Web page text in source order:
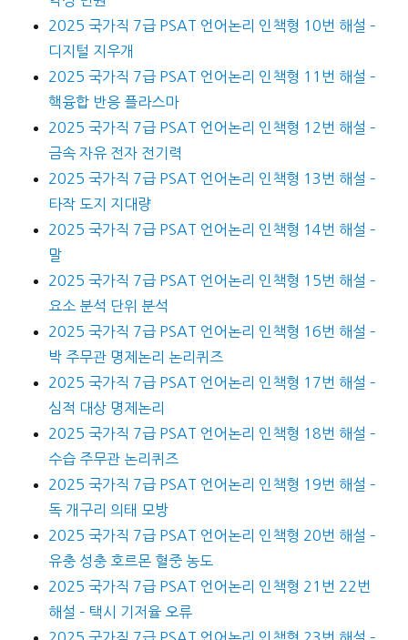
2025 국가직 7급 PSAT 언어논리 인책형 10번 해설 –
디지털 지우개
2025 국가직 7급 PSAT 언어논리 인책형 11번 해설 –
핵융합 반응 플라스마
2025 국가직 7급 PSAT 언어논리 인책형 12번 해설 –
금속 자유 전자 전기력
2025 국가직 7급 PSAT 언어논리 인책형 13번 해설 –
타작 도지 지대량
2025 국가직 7급 PSAT 언어논리 인책형 14번 해설 –
말
2025 국가직 7급 PSAT 언어논리 인책형 15번 해설 –
요소 분석 단위 분석
2025 국가직 7급 PSAT 언어논리 인책형 16번 해설 –
박 주무관 명제논리 논리퀴즈
2025 국가직 7급 PSAT 언어논리 인책형 17번 해설 –
심적 대상 명제논리
2025 국가직 7급 PSAT 언어논리 인책형 18번 해설 –
수습 주무관 논리퀴즈
2025 국가직 7급 PSAT 언어논리 인책형 19번 해설 –
독 개구리 의태 모방
2025 국가직 7급 PSAT 언어논리 인책형 20번 해설 –
유충 성충 호르몬 혈중 농도
2025 국가직 7급 PSAT 언어논리 인책형 21번 22번
해설 – 택시 기저율 오류